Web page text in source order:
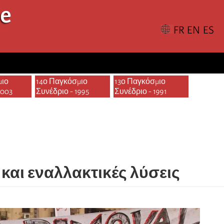
14ο Παγκόσμιο
Συνέδριο - 1995
13ο Παγκόσμιο
Συνέδριο - 1991
εναλλακτικές λύσεις